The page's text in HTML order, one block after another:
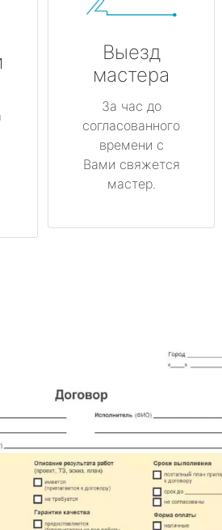
Выезд
мастера
За час до
согласованного
времени с
Вами свяжется
мастер.